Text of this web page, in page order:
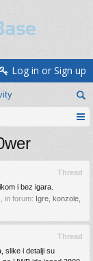
Log in or Sign up
Thread
i bez igara.
in forum: Igre, konzole,
Thread
slike i detalji su